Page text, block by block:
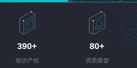
390+
知识产权
80+
资质荣誉